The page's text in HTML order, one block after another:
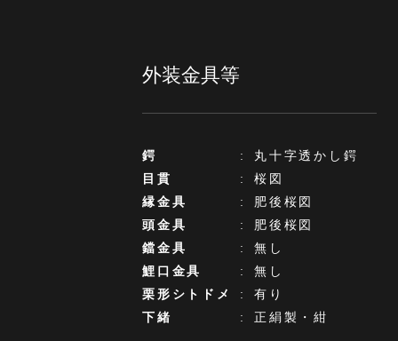
外装金具等
鍔 :
丸十字透かし鍔
目貫
:
桜図
縁金具
:
肥後桜図
頭金具
:
肥後桜図
鐺金具
:
無し
鯉口金具
:
無し
栗形シトドメ
:
有り
下緒
: 正絹製・紺